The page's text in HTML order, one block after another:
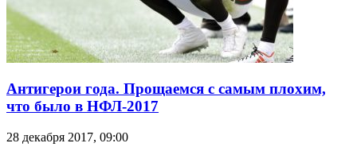
Антигерои года. Прощаемся с самым плохим,
что было в НФЛ-2017
28 декабря 2017, 09:00